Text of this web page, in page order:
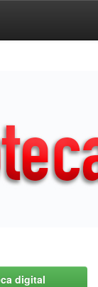
digital